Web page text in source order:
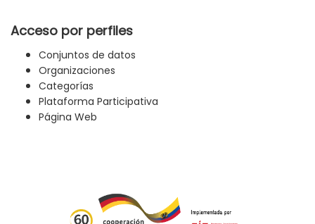
Acceso por perfiles
Conjuntos de datos
Organizaciones
Categorías
Plataforma Participativa
Página Web